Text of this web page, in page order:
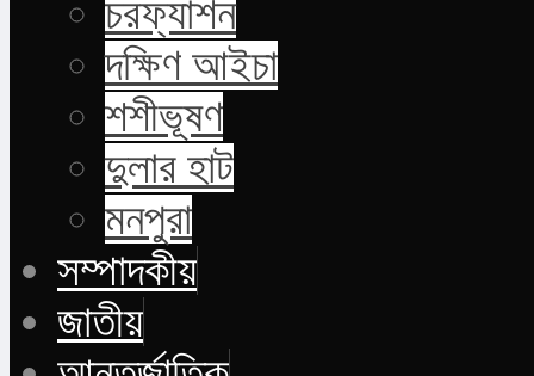
চরফ্যাশন
দক্ষিণ আইচা
শশীভূষণ
দুলার হাট
মনপুরা
সম্পাদকীয়
জাতীয়